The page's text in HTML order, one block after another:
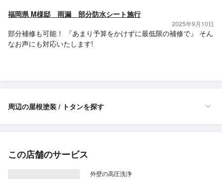
福岡県 M様邸 雨漏 部分防水シート施行
2025年9月10日
部分補修も可能！ 『あまり予算をかけずに最低限の補修で』 そん
なお声にも対応いたします!
周辺の屋根塗装 / トタンを探す
この店舗のサービス
外壁の高圧洗浄